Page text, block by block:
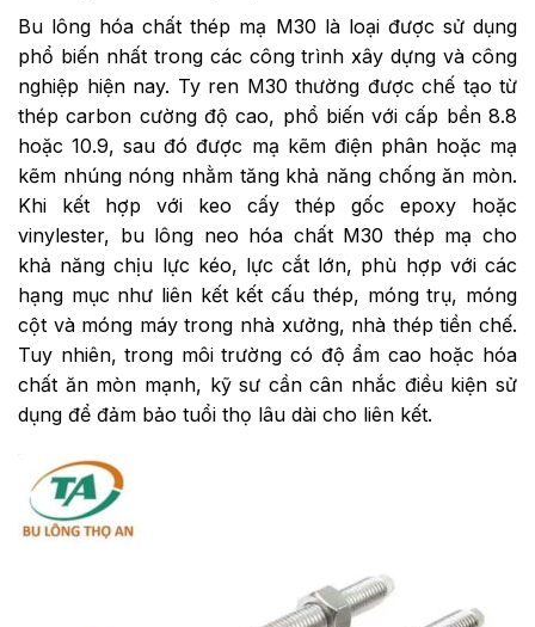
Bu lông hóa chất thép mạ M30 là loại được sử dụng
phổ biến nhất trong các công trình xây dựng và công
nghiệp hiện nay. Ty ren M30 thường được chế tạo từ
thép carbon cường độ cao, phổ biến với cấp bền 8.8
hoặc 10.9, sau đó được mạ kẽm điện phân hoặc mạ
kẽm nhúng nóng nhằm tăng khả năng chống ăn mòn.
Khi kết hợp với keo cấy thép gốc epoxy hoặc
vinylester, bu lông neo hóa chất M30 thép mạ cho
khả năng chịu lực kéo, lực cắt lớn, phù hợp với các
hạng mục như liên kết kết cấu thép, móng trụ, móng
cột và móng máy trong nhà xưởng, nhà thép tiền chế.
Tuy nhiên, trong môi trường có độ ẩm cao hoặc hóa
chất ăn mòn mạnh, kỹ sư cần cân nhắc điều kiện sử
dụng để đảm bảo tuổi thọ lâu dài cho liên kết.